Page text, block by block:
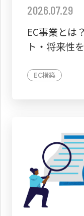
2026.07.29
EC事業とは
ト・将来性
EC構築